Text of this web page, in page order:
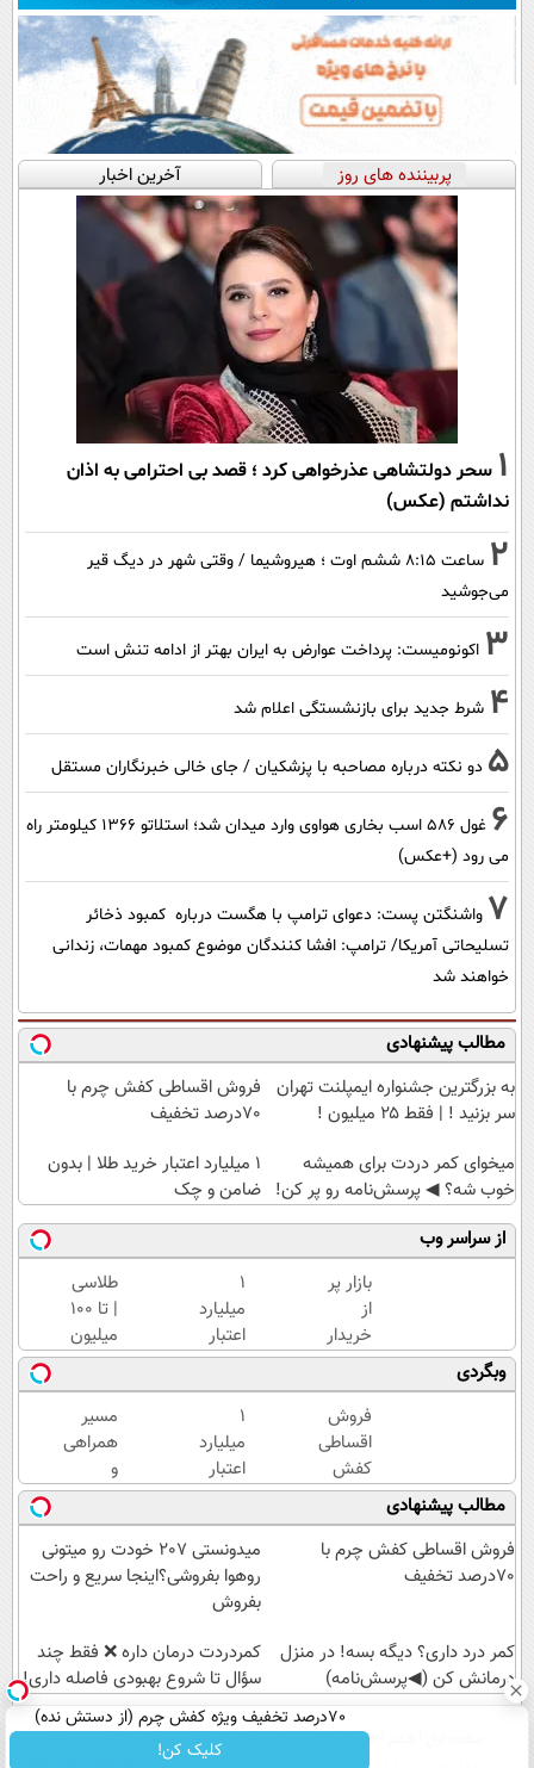
پربیننده های روز آخرین اخبار
1 سحر دولتشاهی عذرخواهی کرد ؛ قصد بی احترامی به اذان
نداشتم (عکس)
2
ساعت ۸:۱۵ ششم اوت ؛ هیروشیما / وقتی شهر در دیگ قیر
می‌جوشید
3 اکونومیست: پرداخت عوارض به ایران بهتر از ادامه تنش است
4 شرط جدید برای بازنشستگی اعلام شد
5 دو نکته درباره مصاحبه با پزشکیان / جای خالی خبرنگاران مستقل
6
غول 586 اسب بخاری هواوی وارد میدان شد؛ استلاتو 1366 کیلومتر راه
می رود (+عکس)
7 واشنگتن پست: دعوای ترامپ با هگست درباره کمبود ذخائر
تسلیحاتی آمریکا/ ترامپ: افشا کنندگان موضوع کمبود مهمات، زندانی
خواهند شد
مطالب پیشنهادی
به بزرگترین جشنواره ایمپلنت تهران
سر بزنید ! | فقط ۲۵ میلیون !
فروش اقساطی کفش چرم با
70درصد تخفیف
میخوای کمر دردت برای همیشه
خوب شه؟ ◀ پرسش‌نامه رو پر کن!
۱ میلیارد اعتبار خرید طلا | بدون
ضامن و چک
از سراسر وب
بازار پر
از
خریدار
جک
S3 /
ماشینتو
به
راحتی
بفروش
۱
میلیارد
اعتبار
خرید
طلا |
بدون
ضامن
و چک
طلاسی
| تا 100
میلیون
وام
آنی
خرید
طلا💰
ثبت
نام
کن!
وبگردی
فروش
اقساطی
کفش
چرم با
70درصد
تخفیف
۱
میلیارد
اعتبار
خرید
طلا |
بدون
ضامن
و چک
مسیر
همراهی
و
گزارش
عملکرد
گروه
اسنپ
مطالب پیشنهادی
فروش اقساطی کفش چرم با
70درصد تخفیف
میدونستی 207 خودت رو میتونی
روهوا بفروشی؟اینجا سریع و راحت
بفروش
کمر درد داری؟ دیگه بسه! در منزل
درمانش کن (◀پرسش‌نامه)
‌کمردردت درمان داره ❌ فقط چند
سؤال تا شروع بهبودی فاصله‌ داری!
70درصد تخفیف ویژه کفش چرم (از دستش نده)
کلیک کن!
عصر ایران۲ درباره عصرایران تماس با ما